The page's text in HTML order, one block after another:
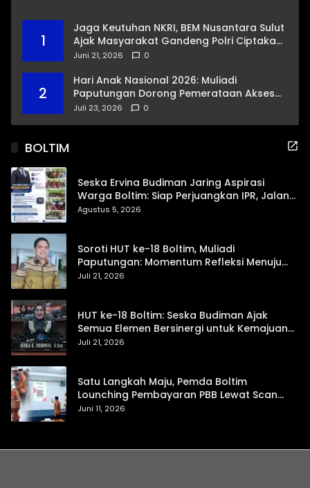
1
Jaga Keutuhan NKRI, BEM Nusantara Sulut
Ajak Masyarakat Gandeng Polri Ciptakan
Kamtibmas Kondusif
Juni 21, 2026 0
2
Hari Anak Nasional 2026: Muliadi
Paputungan Dorong Pemerataan Akses
Pendidikan dan Proteksi Digital Anak Sulut
Juli 23, 2026 0
BOLTIM
Seska Ervina Budiman Jaring Aspirasi
Warga Boltim: Siap Perjuangkan IPR, Jalan
Trans, hingga Pemasaran UMKM
Agustus 5, 2026
Soroti HUT ke-18 Boltim, Muliadi
Paputungan: Momentum Refleksi Menuju
Daerah Mandiri dan Berdaya Saing
Juli 21, 2026
HUT ke-18 Boltim: Seska Budiman Ajak
Semua Elemen Bersinergi untuk Kemajuan
Daerah
Juli 21, 2026
Satu Langkah Maju, Pemda Boltim
Lounching Pembayaran PBB Lewat Scan
Qris
Juni 11, 2026